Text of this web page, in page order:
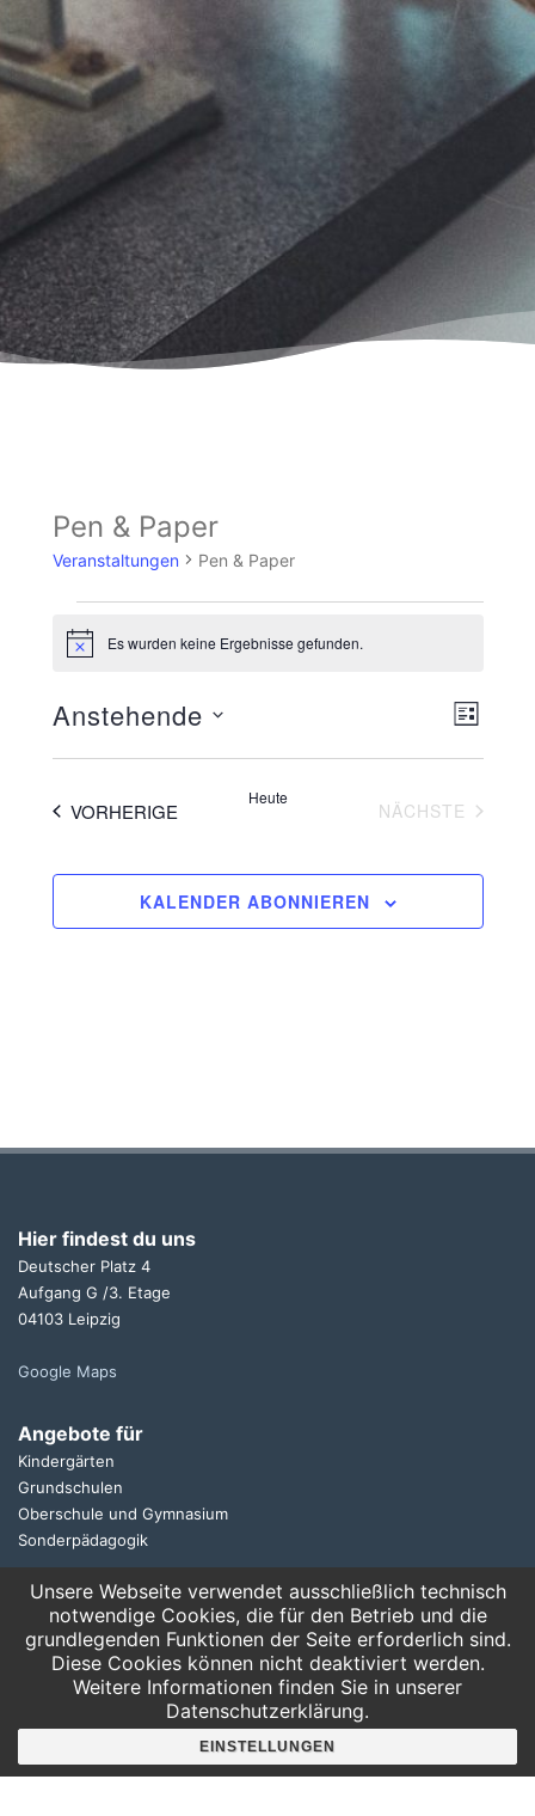
Pen & Paper
Veranstaltungen Pen & Paper
HinweisEs wurden keine Ergebnisse gefunden.
LISTE
Anstehende
wählen.
VORHERIGEVERANSTALTUNGEN
Heute
NÄCHSTE
KALENDER ABONNIEREN
Hier findest du uns
Deutscher Platz 4
Aufgang G /3. Etage
04103 Leipzig
Google Maps
Angebote für
Kindergärten
Grundschulen
Oberschule und Gymnasium
Sonderpädagogik
Telefon:
0341 125 97 57
Service
Bankverbindung
Mitgliederbereich
Unsere Webseite verwendet ausschließlich technisch
notwendige Cookies, die für den Betrieb und die
grundlegenden Funktionen der Seite erforderlich sind.
Diese Cookies können nicht deaktiviert werden.
Weitere Informationen finden Sie in unserer
Datenschutzerklärung.
EINSTELLUNGEN